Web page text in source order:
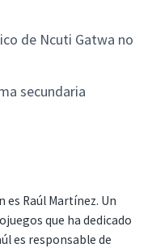
de Ncuti Gatwa no
secundaria
es Raúl Martínez. Un
que ha dedicado
es responsable de